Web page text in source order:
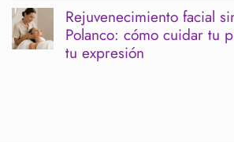
sin
irritar
la
barrera
cutánea
evento:
cuándo
hacerlo
para
hay
comentarios
en
Rostro
inflamado
Rejuvenecimiento facial
Polanco: cómo cuidar tu
tu expresión